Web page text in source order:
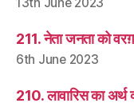
211. नेता जनता को
6th June 2023
210. लावारिस का अर्थ